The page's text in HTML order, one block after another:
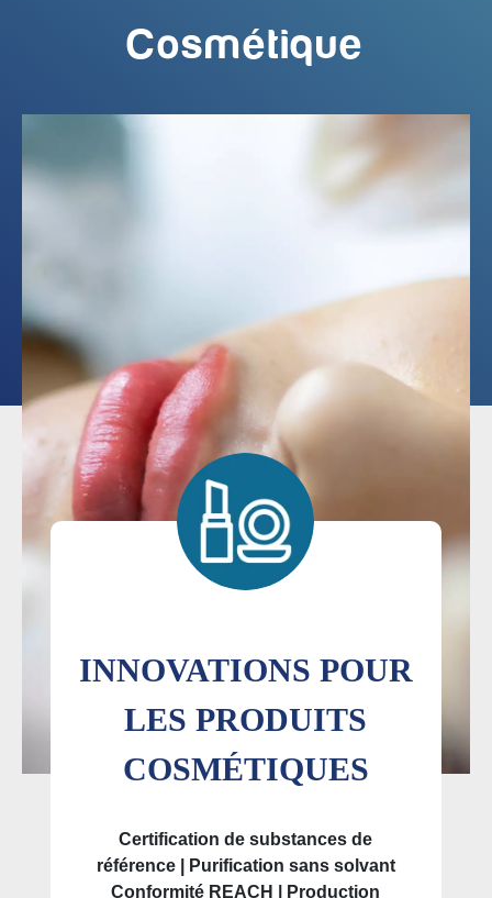
Cosmétique
INNOVATIONS POUR
LES PRODUITS
COSMÉTIQUES
Certification de substances de
référence | Purification sans solvant
Conformité REACH | Production